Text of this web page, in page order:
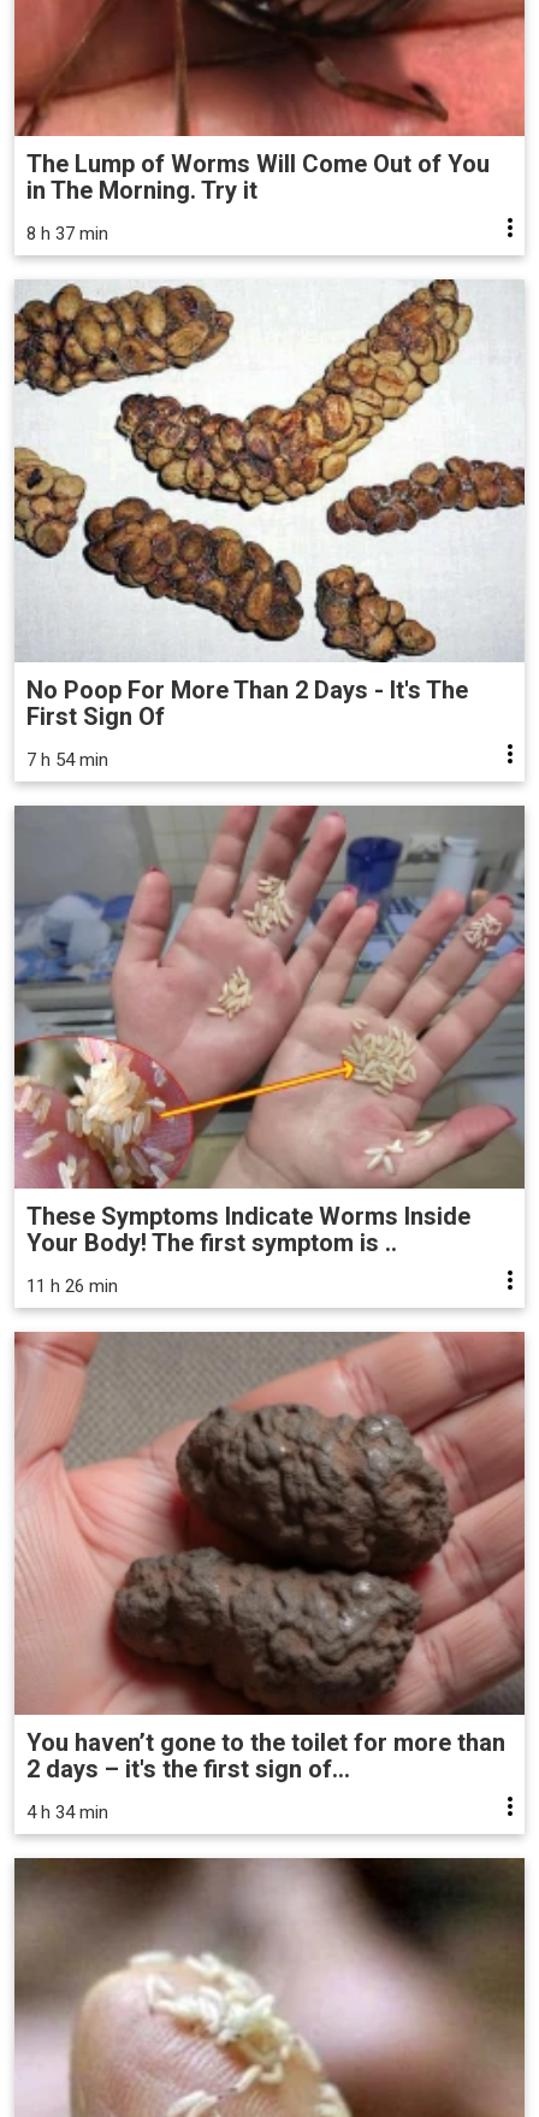
The Lump of Worms Will Come Out of You
in The Morning. Try it
8 h 37 min
No Poop For More Than 2 Days - It's The
First Sign Of
7 h 54 min
These Symptoms Indicate Worms Inside
Your Body! The first symptom is ..
11 h 26 min
You haven’t gone to the toilet for more than
2 days – it's the first sign of...
4 h 34 min